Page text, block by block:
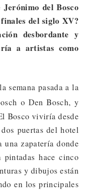
del Bosco
del siglo XV?
desbordante y
a artistas como
semana pasada a la
o Den Bosch, y
Bosco viviría desde
puertas del hotel
zapatería donde
pintadas hace cinco
y dibujos están
en los principales